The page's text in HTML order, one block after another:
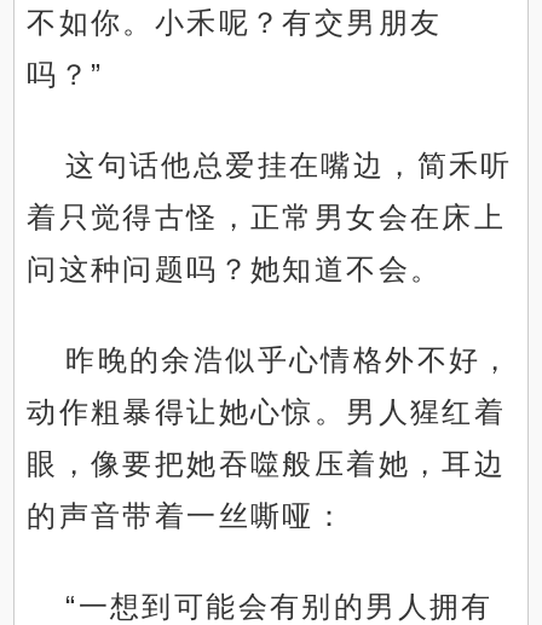
不如你。小禾呢？有交男朋友
吗？”
这句话他总爱挂在嘴边，简禾听
着只觉得古怪，正常男女会在床上
问这种问题吗？她知道不会。
昨晚的余浩似乎心情格外不好，
动作粗暴得让她心惊。男人猩红着
眼，像要把她吞噬般压着她，耳边
的声音带着一丝嘶哑：
“一想到可能会有别的男人拥有